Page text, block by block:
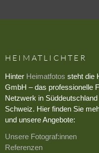
HEIMATLICHTER
Hinter Heimatfotos steht die
GmbH – das professionelle
Netzwerk in
Schweiz. Hier finden Sie
und unsere Angebote:
Unsere Fotograf:innen
Referenzen